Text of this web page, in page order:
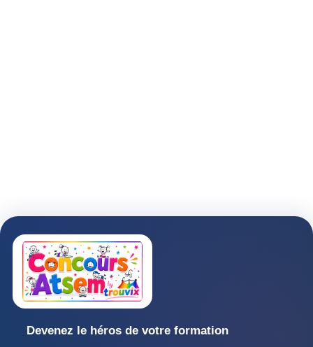
Devenez le héros de votre formation